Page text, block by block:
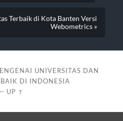
Terbaik di Kota Banten Versi
Webometrics »
UNIVERSITAS DAN
DI INDONESIA
UP ↑